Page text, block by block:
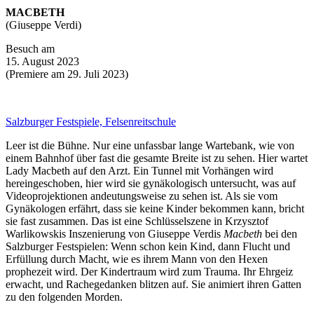
MACBETH
(Giuseppe Verdi)
Besuch am
15. August 2023
(Premiere am 29. Juli 2023)
Salzburger Festspiele, Felsenreitschule
Leer ist die Bühne. Nur eine unfassbar lange Wartebank, wie von
einem Bahnhof über fast die gesamte Breite ist zu sehen. Hier wartet
Lady Macbeth auf den Arzt. Ein Tunnel mit Vorhängen wird
hereingeschoben, hier wird sie gynäkologisch untersucht, was auf
Videoprojektionen andeutungsweise zu sehen ist. Als sie vom
Gynäkologen erfährt, dass sie keine Kinder bekommen kann, bricht
sie fast zusammen. Das ist eine Schlüsselszene in Krzysztof
Warlikowskis Inszenierung von Giuseppe Verdis Macbeth bei den
Salzburger Festspielen: Wenn schon kein Kind, dann Flucht und
Erfüllung durch Macht, wie es ihrem Mann von den Hexen
prophezeit wird. Der Kindertraum wird zum Trauma. Ihr Ehrgeiz
erwacht, und Rachegedanken blitzen auf. Sie animiert ihren Gatten
zu den folgenden Morden.